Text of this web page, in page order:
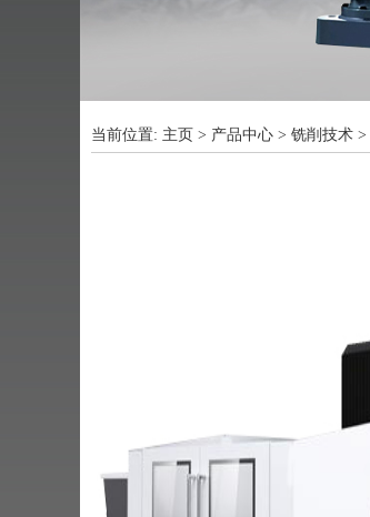
当前位置: 主页 > 产品中心 > 铣削技术 >